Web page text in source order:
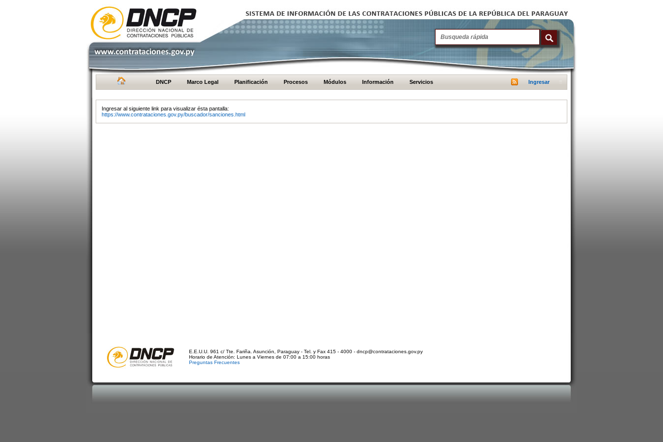
DNCP Marco Legal Planificación Procesos Módulos Información Servicios Ingresar
Ingresar al siguiente link para visualizar ésta pantalla:
https://www.contrataciones.gov.py/buscador/sanciones.html
E.E.U.U. 961 c/ Tte. Fariña. Asunción, Paraguay - Tel. y Fax 415 - 4000 - dncp@contrataciones.gov.py
Horario de Atención: Lunes a Viernes de 07:00 a 15:00 horas
Preguntas Frecuentes